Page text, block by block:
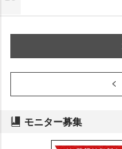
モニター募集